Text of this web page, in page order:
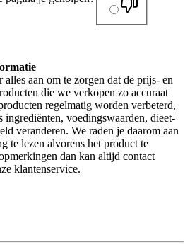
aan om te zorgen dat de prijs- en
die we verkopen zo accuraat
regelmatig worden verbeterd,
ingrediënten, voedingswaarden, dieet-
veranderen. We raden je daarom aan
te lezen alvorens het product te
dan kan altijd contact
klantenservice.